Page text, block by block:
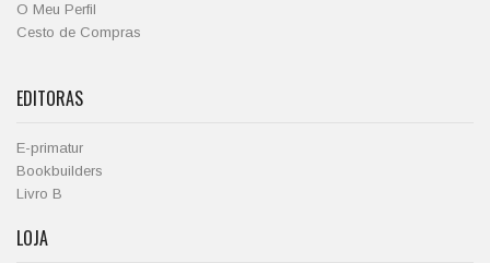
O Meu Perfil
Cesto de Compras
EDITORAS
E-primatur
Bookbuilders
Livro B
LOJA